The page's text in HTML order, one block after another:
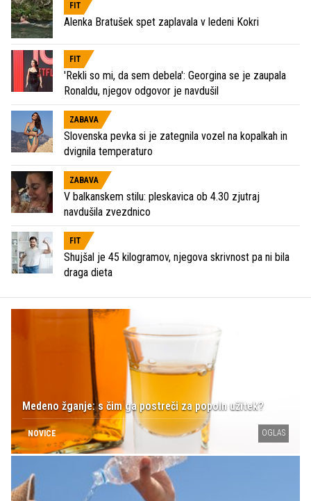
FIT
Alenka Bratušek spet zaplavala v ledeni Kokri
FIT
'Rekli so mi, da sem debela': Georgina se je zaupala
Ronaldu, njegov odgovor je navdušil
ZABAVA
Slovenska pevka si je zategnila vozel na kopalkah in
dvignila temperaturo
ZABAVA
V balkanskem stilu: pleskavica ob 4.30 zjutraj
navdušila zvezdnico
FIT
Shujšal je 45 kilogramov, njegova skrivnost pa ni bila
draga dieta
Medeno žganje: s čim ga postreči za popoln užitek?
NOVICE OGLAS